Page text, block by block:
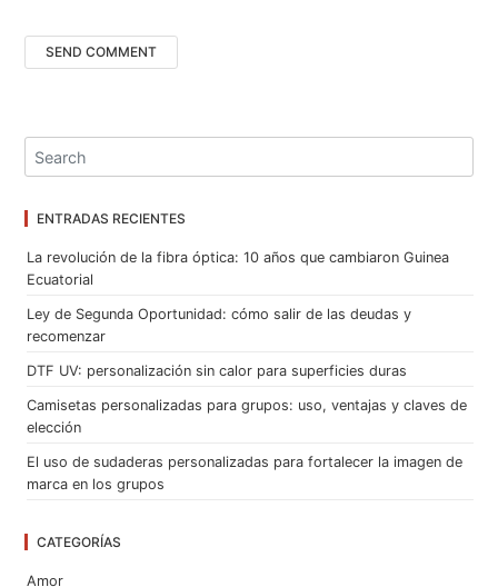
ENTRADAS RECIENTES
La revolución de la fibra óptica: 10 años que cambiaron Guinea
Ecuatorial
Ley de Segunda Oportunidad: cómo salir de las deudas y
recomenzar
DTF UV: personalización sin calor para superficies duras
Camisetas personalizadas para grupos: uso, ventajas y claves de
elección
El uso de sudaderas personalizadas para fortalecer la imagen de
marca en los grupos
CATEGORÍAS
Amor